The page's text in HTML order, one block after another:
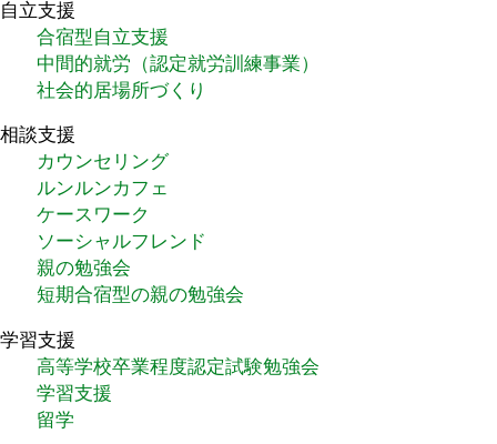
自立支援
合宿型自立支援
中間的就労（認定就労訓練事業）
社会的居場所づくり
相談支援
カウンセリング
ルンルンカフェ
ケースワーク
ソーシャルフレンド
親の勉強会
短期合宿型の親の勉強会
学習支援
高等学校卒業程度認定試験勉強会
学習支援
留学